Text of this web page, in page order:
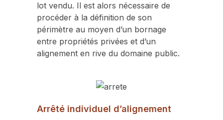
lot vendu. Il est alors nécessaire de
procéder à la définition de son
périmètre au moyen d’un bornage
entre propriétés privées et d’un
alignement en rive du domaine public.
Arrêté individuel d’alignement